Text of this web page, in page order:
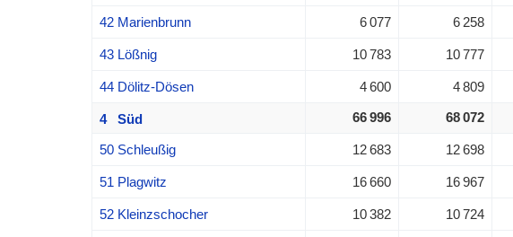
42 Marienbrunn 6 077 6 258
43 Lößnig 10 783 10 777
44 Dölitz-Dösen 4 600 4 809
4 Süd 66 996 68 072
50 Schleußig 12 683 12 698
51 Plagwitz 16 660 16 967
52 Kleinzschocher 10 382 10 724